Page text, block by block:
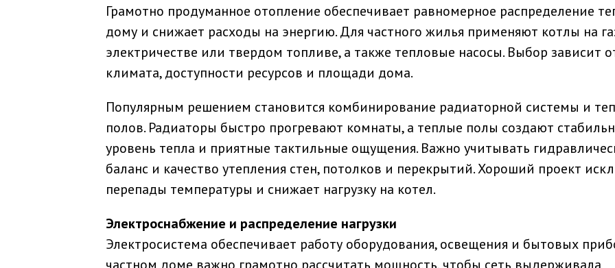
Грамотно продуманное отопление обеспечивает равномерное распределение
дому и снижает расходы на энергию. Для частного жилья применяют котлы на
электричестве или твердом топливе, а также тепловые насосы. Выбор зависит
климата, доступности ресурсов и площади дома.
Популярным решением становится комбинирование радиаторной системы и
полов. Радиаторы быстро прогревают комнаты, а теплые полы создают
уровень тепла и приятные тактильные ощущения. Важно учитывать
баланс и качество утепления стен, потолков и перекрытий. Хороший проект
перепады температуры и снижает нагрузку на котел.
Электроснабжение и распределение нагрузки
Электросистема обеспечивает работу оборудования, освещения и бытовых